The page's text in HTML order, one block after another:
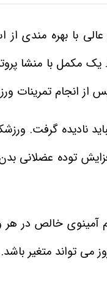
نوتریشن ۵۰۰ گرمی محصولی
مکمل با منشا
انجام تمرینات
نادیده گرفت.
توده عضلانی
تواند متغیر باشد.